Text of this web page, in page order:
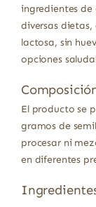
ingredientes
diversas dietas,
lactosa, sin
opciones
El producto se
gramos de
procesar ni
en diferentes